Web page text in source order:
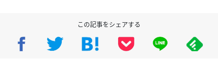
この記事をシェアする